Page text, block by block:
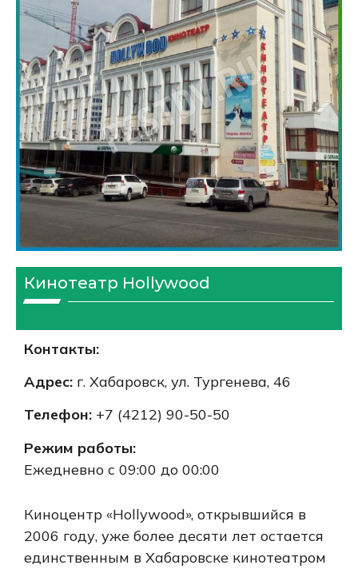
Кинотеатр Hollywood
Контакты:
Адрес: г. Хабаровск, ул. Тургенева, 46
Телефон: +7 (4212) 90-50-50
Режим работы:
Ежедневно с 09:00 до 00:00
Киноцентр «Hollywood», открывшийся в
2006 году, уже более десяти лет остается
единственным в Хабаровске кинотеатром